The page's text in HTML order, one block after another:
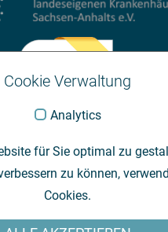
Cookie Verwaltung
Analytics
für Sie optimal zu
zu können,
Cookies.